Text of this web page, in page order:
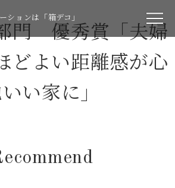
ションは「箱デコ」
門 優秀賞「夫婦
どよい距離感が心
い家に」